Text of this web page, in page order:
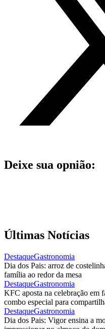
Deixe sua opnião:
Últimas Notícias
DestaqueGastronomia
Dia dos Pais: arroz de
família ao redor da mesa
DestaqueGastronomia
KFC aposta na celebração em
combo especial para
DestaqueGastronomia
Dia dos Pais: Vigor ensina a